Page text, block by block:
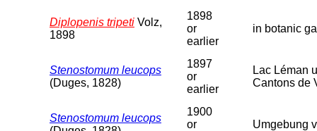
Diplopenis tripeti Volz,
1898
1898
or
earlier
in botanic
Stenostomum leucops
(Duges, 1828)
1897
or
earlier
Lac Léman
Cantons de
Stenostomum leucops
1900
or
Umgebung